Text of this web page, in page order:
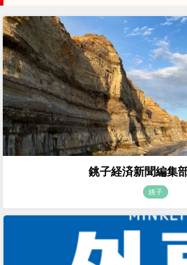
銚子経済新聞編集
銚子